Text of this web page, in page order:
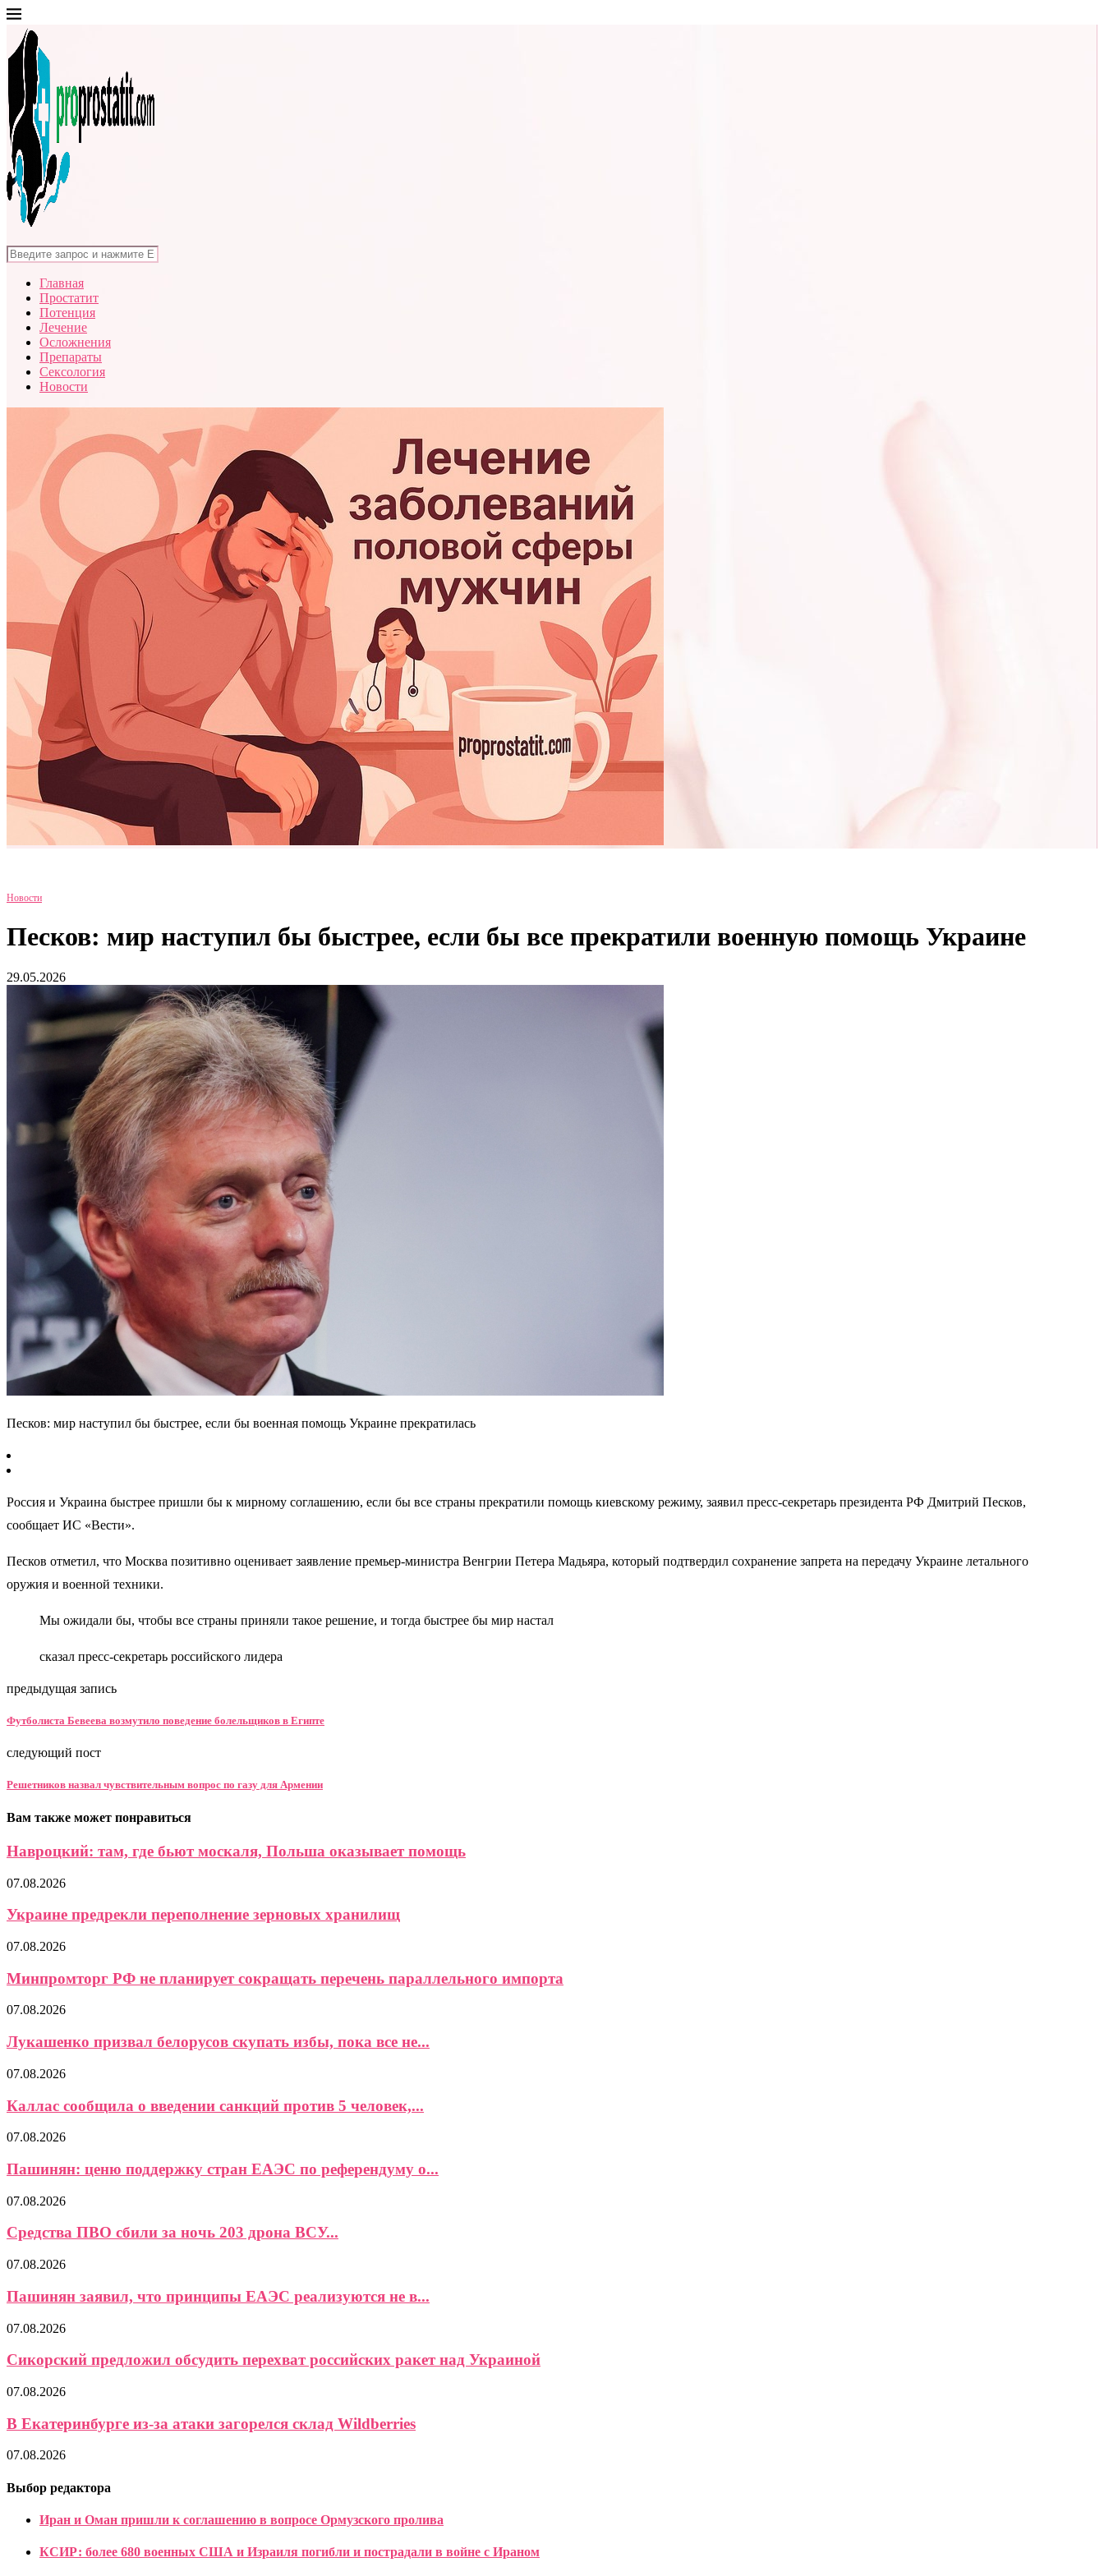
Главная
Простатит
Потенция
Лечение
Осложнения
Препараты
Сексология
Новости
Новости
Песков: мир наступил бы быстрее, если бы все прекратили военную помощь Украине
29.05.2026
Песков: мир наступил бы быстрее, если бы военная помощь Украине прекратилась
Россия и Украина быстрее пришли бы к мирному соглашению, если бы все страны прекратили помощь киевскому режиму, заявил пресс-секретарь президента РФ Дмитрий Песков,
сообщает ИС «Вести».
Песков отметил, что Москва позитивно оценивает заявление премьер-министра Венгрии Петера Мадьяра, который подтвердил сохранение запрета на передачу Украине летального
оружия и военной техники.
Мы ожидали бы, чтобы все страны приняли такое решение, и тогда быстрее бы мир настал
сказал пресс-секретарь российского лидера
предыдущая запись
Футболиста Бевеева возмутило поведение болельщиков в Египте
следующий пост
Решетников назвал чувствительным вопрос по газу для Армении
Вам также может понравиться
Навроцкий: там, где бьют москаля, Польша оказывает помощь
07.08.2026
Украине предрекли переполнение зерновых хранилищ
07.08.2026
Минпромторг РФ не планирует сокращать перечень параллельного импорта
07.08.2026
Лукашенко призвал белорусов скупать избы, пока все не...
07.08.2026
Каллас сообщила о введении санкций против 5 человек,...
07.08.2026
Пашинян: ценю поддержку стран ЕАЭС по референдуму о...
07.08.2026
Средства ПВО сбили за ночь 203 дрона ВСУ...
07.08.2026
Пашинян заявил, что принципы ЕАЭС реализуются не в...
07.08.2026
Сикорский предложил обсудить перехват российских ракет над Украиной
07.08.2026
В Екатеринбурге из-за атаки загорелся склад Wildberries
07.08.2026
Выбор редактора
Иран и Оман пришли к соглашению в вопросе Ормузского пролива
КСИР: более 680 военных США и Израиля погибли и пострадали в войне с Ираном